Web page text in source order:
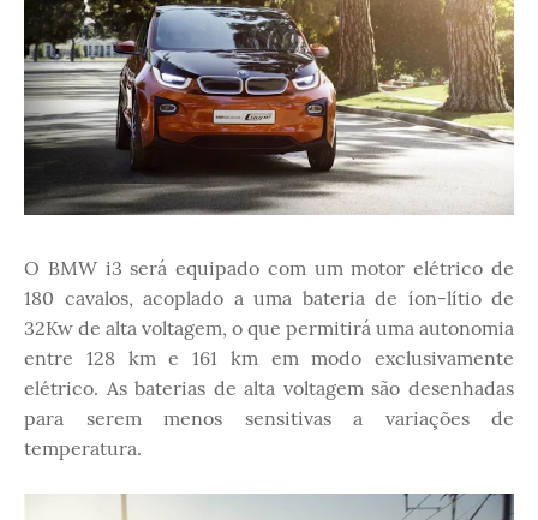
O BMW i3 será equipado com um motor elétrico de
180 cavalos, acoplado a uma bateria de íon-lítio de
32Kw de alta voltagem, o que permitirá uma autonomia
entre 128 km e 161 km em modo exclusivamente
elétrico. As baterias de alta voltagem são desenhadas
para serem menos sensitivas a variações de
temperatura.